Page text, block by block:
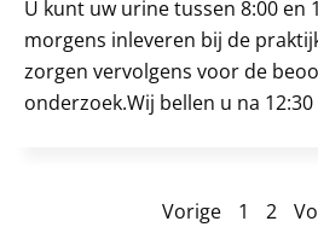
U kunt uw urine tussen 8:00 en
morgens inleveren bij de
zorgen vervolgens voor de
onderzoek.Wij bellen u na
Vorige 1 2